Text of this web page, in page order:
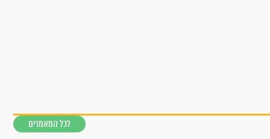
לכל המאמרים